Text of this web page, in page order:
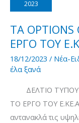
2023
ΤΑ
ΕΡΓΟ ΤΟΥ
18/12/2023 / Νέα-
έλα ξανά
ΔΕΛΤΙΟ ΤΥΠΟΥ
ΤΟ ΕΡΓΟ ΤΟΥ
αντανακλά τις